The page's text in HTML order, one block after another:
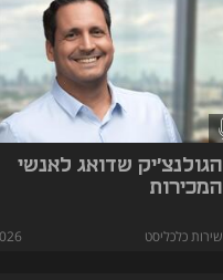
הגולנצ'יק שדואג לאנשי
המכירות
שירות כלכליסט